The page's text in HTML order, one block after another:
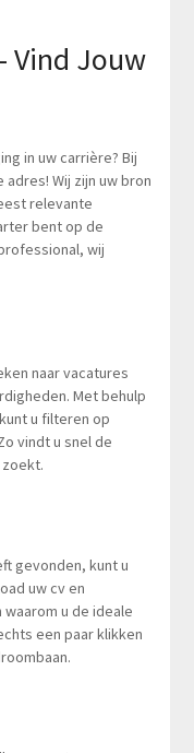
Vind Jouw
in uw carrière? Bij
adres! Wij zijn uw bron
relevante
bent op de
wij
naar vacatures
Met behulp
u filteren op
vindt u snel de
gevonden, kunt u
uw cv en
u de ideale
een paar klikken